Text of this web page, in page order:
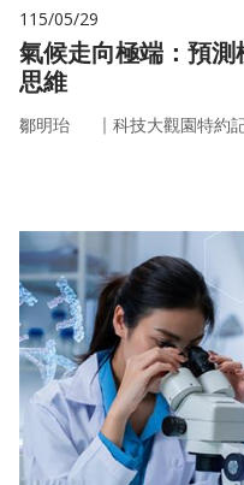
115/05/29
氣候走向極端：預測
思維
鄒明珆 ｜ 科技大觀園特約